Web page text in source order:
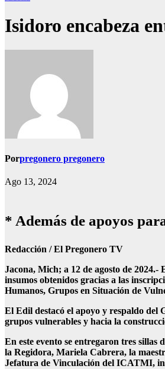
Isidoro encabeza
Porpregonero pregonero
Ago 13, 2024
* Además de apoyos
Redacción / El Pregonero TV
Jacona, Mich; a 12 de agosto de
insumos obtenidos gracias a las
Humanos, Grupos en Situación de
El Edil destacó el apoyo y respaldo del
grupos vulnerables y hacia la
En este evento se entregaron tres
la Regidora, Mariela Cabrera, la
Jefatura de Vinculación del ICATMI,